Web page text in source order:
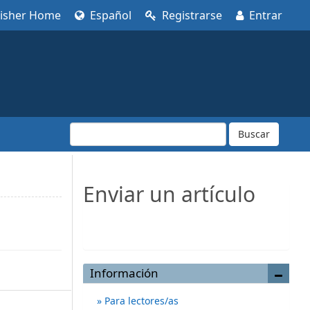
Home Español Registrarse Entrar
Buscar
Enviar un artículo
Información
Para lectores/as